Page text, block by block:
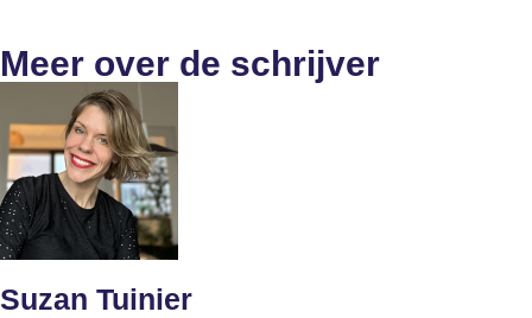
Meer over de schrijver
Suzan Tuinier